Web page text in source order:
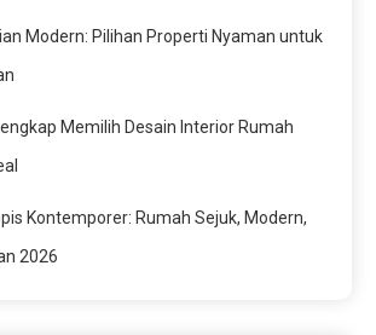
Modern: Pilihan Properti Nyaman untuk
Memilih Desain Interior Rumah
Kontemporer: Rumah Sejuk, Modern,
2026